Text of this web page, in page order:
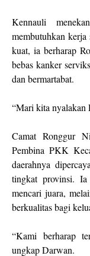
Kennauli
membutuhkan
kuat, ia berharap
bebas kanker
dan bermartabat.
“Mari kita nyalakan
Camat Ronggur
Pembina PKK
daerahnya
tingkat provinsi. Ia
mencari juara,
berkualitas bagi
“Kami berharap
ungkap Darwan.